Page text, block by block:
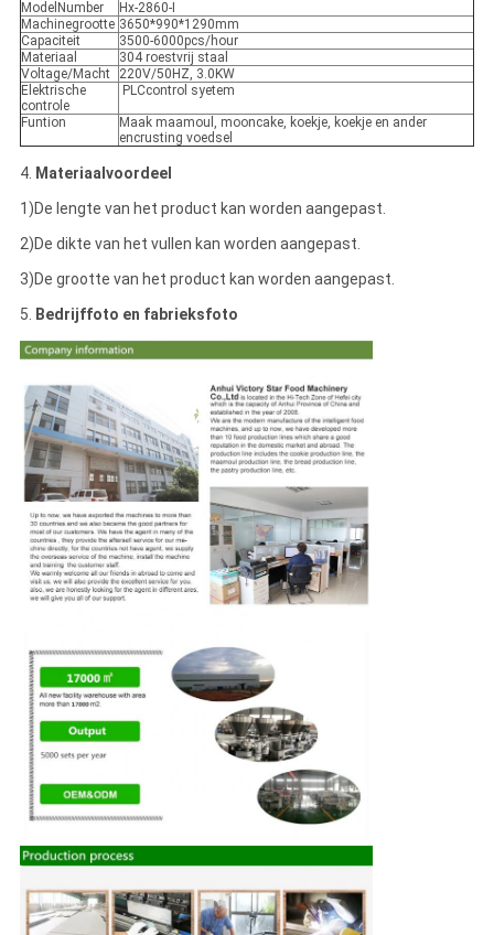
ModelNumber
Hx-2860-I
Machinegrootte 3650*990*1290mm
Capaciteit
3500-6000pcs/hour
Materiaal
304 roestvrij staal
Voltage/Macht
220V/50HZ, 3.0KW
Elektrische
controle
PLCcontrol syetem
Funtion
Maak maamoul, mooncake, koekje, koekje en ander
encrusting voedsel
4. Materiaalvoordeel
1)De lengte van het product kan worden aangepast.
2)De dikte van het vullen kan worden aangepast.
3)De grootte van het product kan worden aangepast.
5. Bedrijffoto en fabrieksfoto